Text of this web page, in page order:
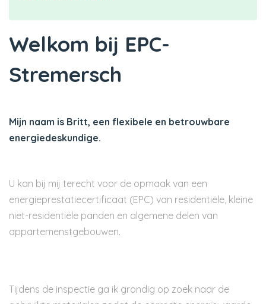
Welkom bij EPC-
Stremersch
Mijn naam is Britt, een flexibele en betrouwbare
energiedeskundige.
U kan bij mij terecht voor de opmaak van een
energieprestatiecertificaat (EPC) van residentiële, kleine
niet-residentiële panden en algemene delen van
appartemenstgebouwen.
Tijdens de inspectie ga ik grondig op zoek naar de